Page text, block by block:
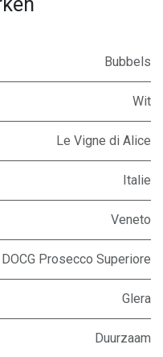
Bubbels
Wit
Le Vigne di Alice
Italie
Veneto
DOCG Prosecco Superiore
Glera
Duurzaam